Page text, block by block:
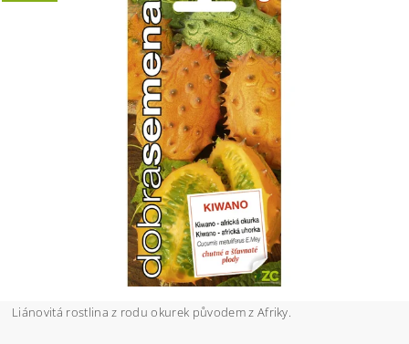
Liánovitá rostlina z rodu okurek původem z Afriky.